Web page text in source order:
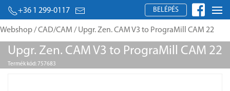
+36 1 299-0117 BELÉPÉS
Webshop/CAD/CAM / Upgr. Zen. CAM V3 to PrograMill CAM 22
Upgr. Zen. CAM V3 to PrograMill CAM 22
Termék kód: 757683